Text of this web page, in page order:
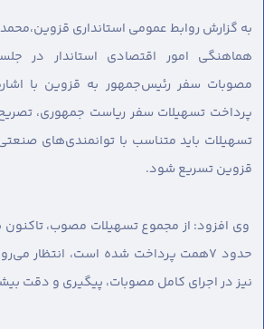
به گزارش روابط عمومی استانداری قزوین،
هماهنگی امور اقتصادی استاندار در
مصوبات سفر رئیس‌جمهور به قزوین با
پرداخت تسهیلات سفر ریاست جمهوری،
تسهیلات باید متناسب با توانمندی‌های
قزوین تسریع شود.
وی افزود: از مجموع تسهیلات مصوب، تاکنون
حدود ۷همت پرداخت شده است، انتظار
نیز در اجرای کامل مصوبات، پیگیری و دقت